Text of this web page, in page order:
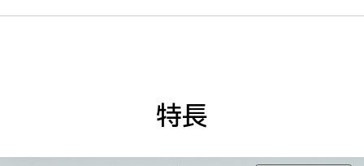
特長